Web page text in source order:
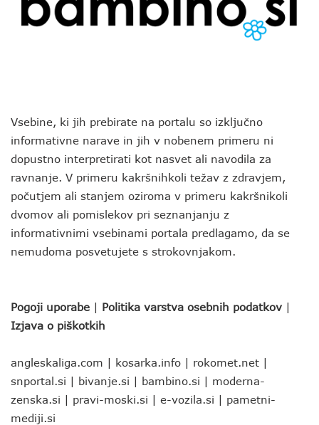
Vsebine, ki jih prebirate na portalu so izključno
informativne narave in jih v nobenem primeru ni
dopustno interpretirati kot nasvet ali navodila za
ravnanje. V primeru kakršnihkoli težav z zdravjem,
počutjem ali stanjem oziroma v primeru kakršnikoli
dvomov ali pomislekov pri seznanjanju z
informativnimi vsebinami portala predlagamo, da se
nemudoma posvetujete s strokovnjakom.
Pogoji uporabe | Politika varstva osebnih podatkov |
Izjava o piškotkih
angleskaliga.com | kosarka.info | rokomet.net |
snportal.si | bivanje.si | bambino.si | moderna-
zenska.si | pravi-moski.si | e-vozila.si | pametni-
mediji.si